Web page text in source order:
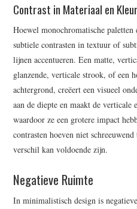
Contrast in Materiaal en Kleur
Hoewel monochromatische
subtiele contrasten in textuur of
lijnen accentueren. Een matte,
glanzende, verticale strook, of een
achtergrond, creëert een visueel
aan de diepte en maakt de verticale
waardoor ze een grotere impact
contrasten hoeven niet
verschil kan voldoende zijn.
Negatieve Ruimte
In minimalistisch design is